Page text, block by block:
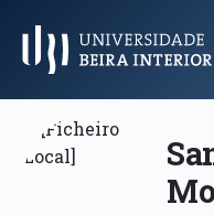
Menu Principal